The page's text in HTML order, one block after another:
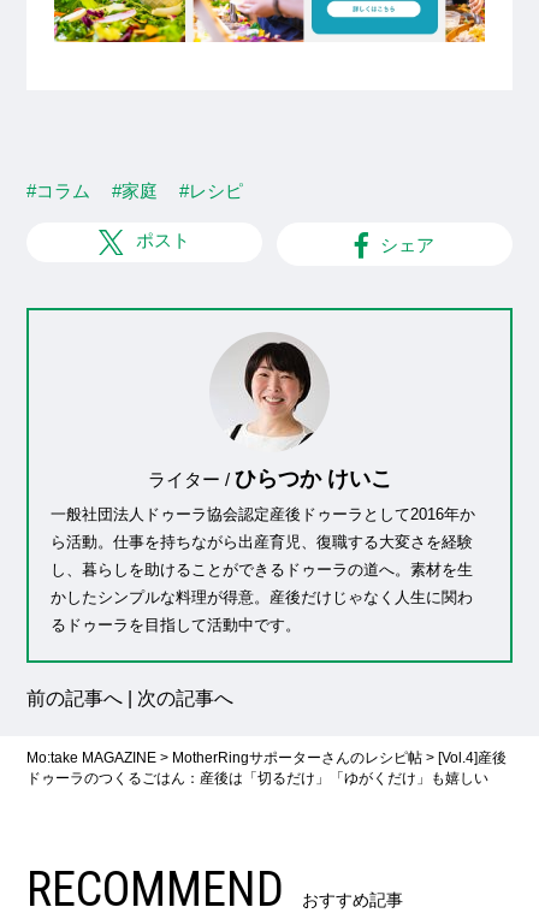
#コラム #家庭 #レシピ
ポスト シェア
ライター / ひらつか けいこ
一般社団法人ドゥーラ協会認定産後ドゥーラとして2016年か
ら活動。仕事を持ちながら出産育児、復職する大変さを経験
し、暮らしを助けることができるドゥーラの道へ。素材を生
かしたシンプルな料理が得意。産後だけじゃなく人生に関わ
るドゥーラを目指して活動中です。
前の記事へ 次の記事へ
Mo:take MAGAZINE > MotherRingサポーターさんのレシピ帖 >[Vol.4]産後
ドゥーラのつくるごはん：産後は「切るだけ」「ゆがくだけ」も嬉しい
RECOMMEND おすすめ記事